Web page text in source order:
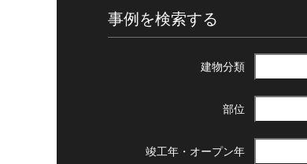
事例を検索する
建物分類
部位
竣工年・ オープン年